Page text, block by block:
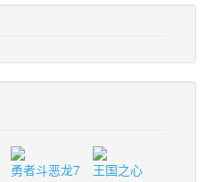
勇者斗恶龙7 王国之心